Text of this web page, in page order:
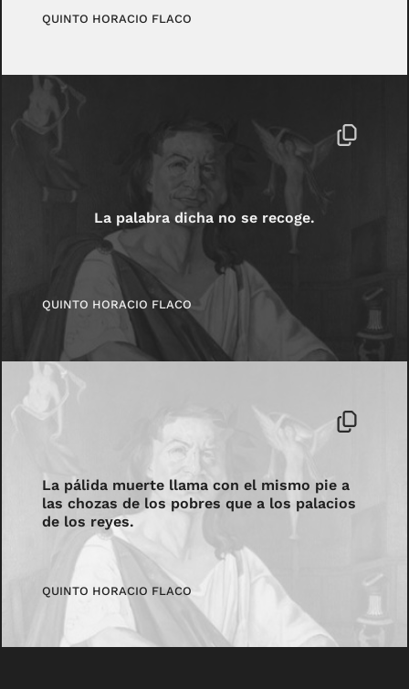
QUINTO HORACIO FLACO
La palabra dicha no se recoge.
QUINTO HORACIO FLACO
La pálida muerte llama con el mismo pie a
las chozas de los pobres que a los palacios
de los reyes.
QUINTO HORACIO FLACO